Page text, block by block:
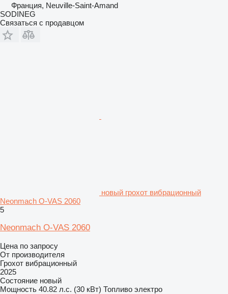
Франция, Neuville-Saint-Amand
SODINEG
Связаться с продавцом
новый грохот вибрационный
Neonmach O-VAS 2060
5
Neonmach O-VAS 2060
Цена по запросу
От производителя
Грохот вибрационный
2025
Состояние новый
Мощность 40.82 л.с. (30 кВт) Топливо электро